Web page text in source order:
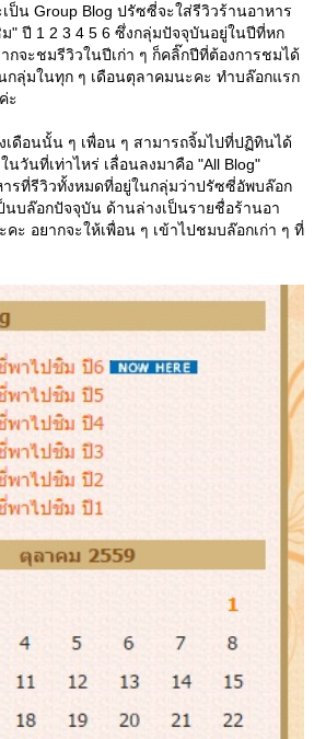
ป็น Group Blog ปรัซซี่จะใส่รีวิวร้านอาหาร
ปี 1 2 3 4 5 6 ซึ่งกลุ่มปัจจุบันอยู่ในปีที่หก
จะชมรีวิวในปีเก่า ๆ ก็คลิ๊กปีที่ต้องการชมได้
กลุ่มในทุก ๆ เดือนตุลาคมนะคะ ทำบล๊อกแรก
ะ
ดือนนั้น ๆ เพื่อน ๆ สามารถจิ้มไปที่ปฏิทินได้
นวันที่เท่าไหร่ เลื่อนลงมาคือ "All Blog"
ารที่รีวิวทั้งหมดที่อยู่ในกลุ่มว่าปรัซซี่อัพบล๊อก
นบล๊อกปัจจุบัน ด้านล่างเป็นรายชื่อร้านอา
ะ อยากจะให้เพื่อน ๆ เข้าไปชมบล๊อกเก่า ๆ ที่